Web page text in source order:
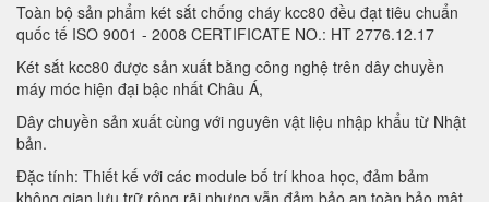
Toàn bộ sản phẩm két sắt chống cháy kcc80 đều đạt tiêu chuẩn
quốc tế ISO 9001 - 2008 CERTIFICATE NO.: HT 2776.12.17
Két sắt kcc80 được sản xuất bằng công nghệ trên dây chuyền
máy móc hiện đại bậc nhất Châu Á,
Dây chuyền sản xuất cùng với nguyên vật liệu nhập khẩu từ Nhật
bản.
Đặc tính: Thiết kế với các module bố trí khoa học, đảm bảm
không gian lưu trữ rộng rãi nhưng vẫn đảm bảo an toàn bảo mật.